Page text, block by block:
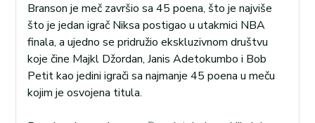
Branson je meč završio sa 45 poena, što je najviše
što je jedan igrač Niksa postigao u utakmici NBA
finala, a ujedno se pridružio ekskluzivnom društvu
koje čine Majkl Džordan, Janis Adetokumbo i Bob
Petit kao jedini igrači sa najmanje 45 poena u meču
kojim je osvojena titula.